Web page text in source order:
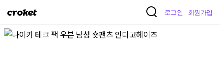
크
켓
로그인 회원가입